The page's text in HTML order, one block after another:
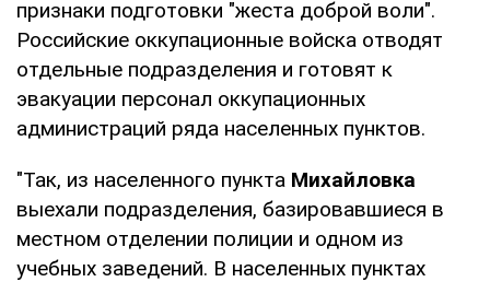
признаки подготовки "жеста доброй воли".
Российские оккупационные войска отводят
отдельные подразделения и готовят к
эвакуации персонал оккупационных
администраций ряда населенных пунктов.
"Так, из населенного пункта Михайловка
выехали подразделения, базировавшиеся в
местном отделении полиции и одном из
учебных заведений. В населенных пунктах